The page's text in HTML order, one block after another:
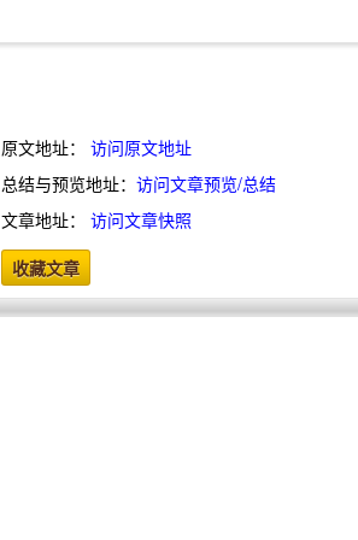
原文地址： 访问原文地址
总结与预览地址： 访问文章预览/总结
文章地址： 访问文章快照